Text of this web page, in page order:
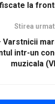
la
Stirea
Varstnicii
intr-un
muzicala